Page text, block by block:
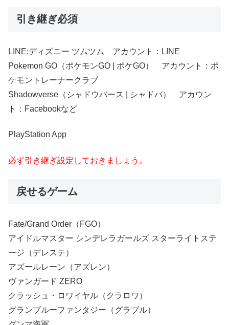
引き継ぎ必須
LINE:ディズニー ツムツム アカウント：LINE
Pokemon GO（ポケモンGO | ポケGO） アカウント：ポ
ケモントレーナークラブ
Shadowverse（シャドウバース | シャドバ） アカウン
ト：Facebookなど
PlayStation App
必ず引き継ぎ設定しておきましょう。
戻せるゲーム
Fate/Grand Order（FGO）
アイドルマスター シンデレラガールズ スターライトステ
ージ（デレステ）
アズールレーン（アズレン）
ヴァンガード ZERO
クラッシュ・ロワイヤル（クラロワ）
グランブルーファンタジー（グラブル）